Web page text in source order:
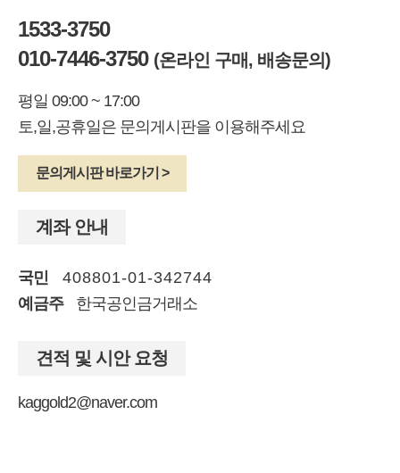
1533-3750
010-7446-3750 (온라인 구매, 배송문의)
평일 09:00 ~ 17:00
토,일,공휴일은 문의게시판을 이용해주세요
문의게시판 바로가기 >
계좌 안내
국민
408801-01-342744
예금주
한국공인금거래소
견적 및 시안 요청
kaggold2@naver.com